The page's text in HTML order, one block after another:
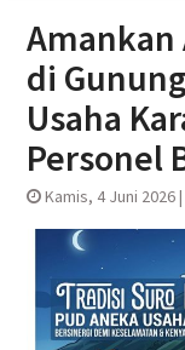
Amankan
di
Usaha
Personel
Kamis, 4 Juni 2026